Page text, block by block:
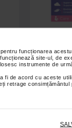
funcționarea
site-ul, de
instrumente de
fi de acord cu aceste
retrage consimțământul